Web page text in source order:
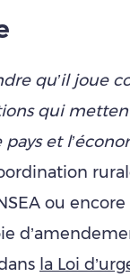
qu’il joue
qui
et
ou encore
la Loi